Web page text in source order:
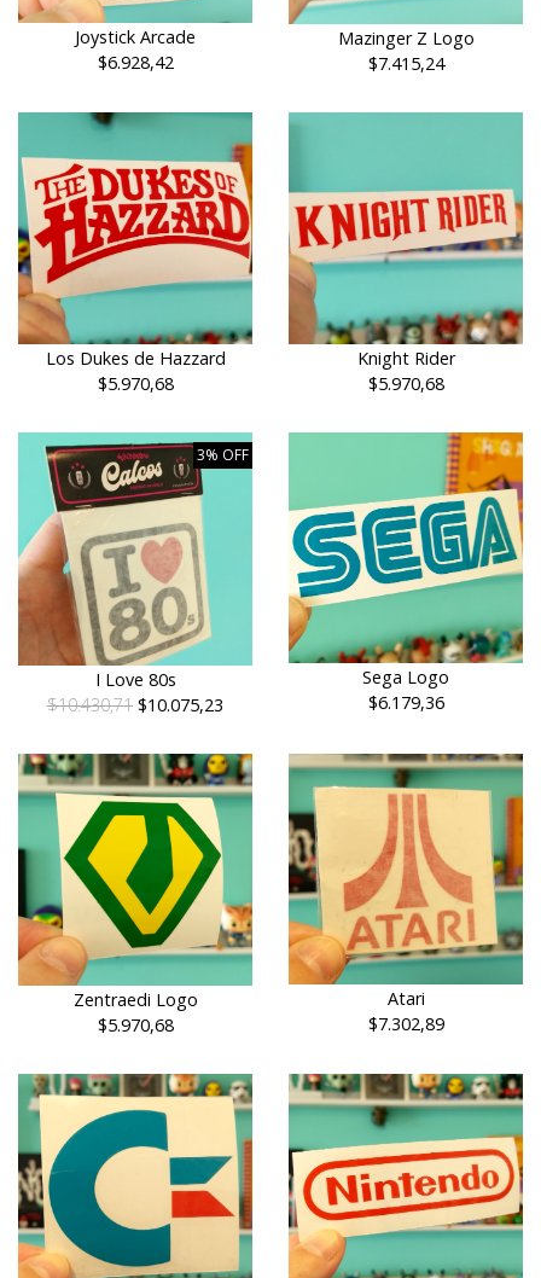
Joystick Arcade
$6.928,42
Mazinger Z Logo
$7.415,24
Los Dukes de Hazzard
$5.970,68
Knight Rider
$5.970,68
3% OFF
I Love 80s
$10.430,71 $10.075,23
Sega Logo
$6.179,36
Zentraedi Logo
$5.970,68
Atari
$7.302,89